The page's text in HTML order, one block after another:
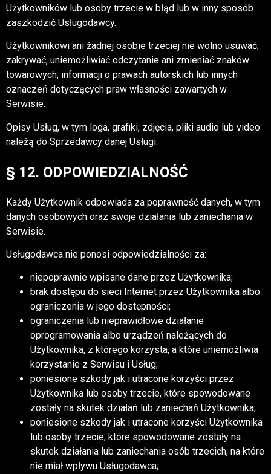
Użytkowników lub osoby trzecie w błąd lub w inny sposób
zaszkodzić Usługodawcy.
Użytkownikowi ani żadnej osobie trzeciej nie wolno usuwać,
zakrywać, uniemożliwiać odczytanie ani zmieniać znaków
towarowych, informacji o prawach autorskich lub innych
oznaczeń dotyczących praw własności zawartych w
Serwisie.
Opisy Usług, w tym loga, grafiki, zdjęcia, pliki audio lub video
należą do Sprzedawcy danej Usługi.
§ 12. ODPOWIEDZIALNOŚĆ
Każdy Użytkownik odpowiada za poprawność danych, w tym
danych osobowych oraz swoje działania lub zaniechania w
Serwisie.
Usługodawca nie ponosi odpowiedzialności za:
niepoprawnie wpisane dane przez Użytkownika;
brak dostępu do sieci Internet przez Użytkownika albo
ograniczenia w jego dostępności;
ograniczenia lub nieprawidłowe działanie
oprogramowania albo urządzeń należących do
Użytkownika, z którego korzysta, a które uniemożliwia
korzystanie z Serwisu i Usług;
poniesione szkody jak i utracone korzyści przez
Użytkownika lub osoby trzecie, które spowodowane
zostały na skutek działań lub zaniechań Użytkownika;
poniesione szkody jak i utracone korzyści Użytkownika
lub osoby trzecie, które spowodowane zostały na
skutek działania lub zaniechania osób trzecich, na które
nie miał wpływu Usługodawca;